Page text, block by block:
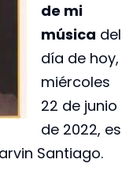
de mi
música del
día de hoy,
miércoles
22 de junio
de 2022, es
Santiago.